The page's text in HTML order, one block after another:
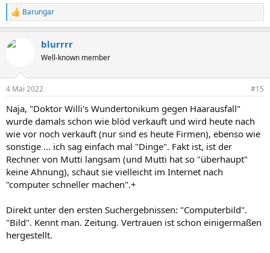
R
e
k
e
:
Barungar
blurrrr
Well-known member
4 Mai 2022 #15
Naja, "Doktor Willi's Wundertonikum gegen Haarausfall"
wurde damals schon wie blöd verkauft und wird heute nach
wie vor noch verkauft (nur sind es heute Firmen), ebenso wie
sonstige ... ich sag einfach mal "Dinge". Fakt ist, ist der
Rechner von Mutti langsam (und Mutti hat so "überhaupt"
keine Ahnung), schaut sie vielleicht im Internet nach
"computer schneller machen".+
Direkt unter den ersten Suchergebnissen: "Computerbild".
"Bild". Kennt man. Zeitung. Vertrauen ist schon einigermaßen
hergestellt.